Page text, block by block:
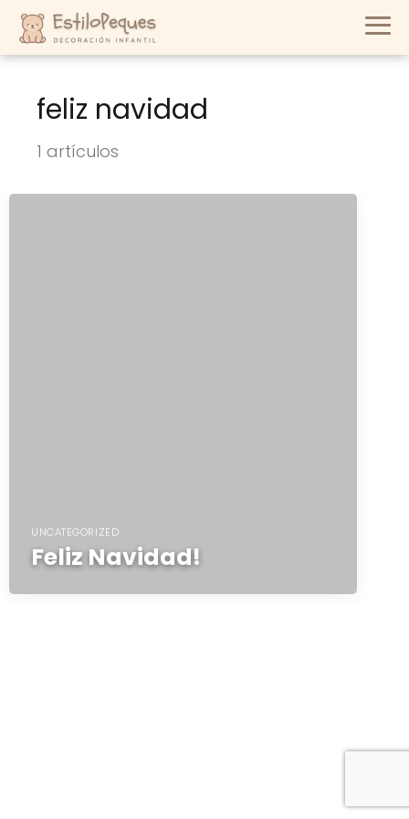
feliz navidad
1 artículos
UNCATEGORIZED
Feliz Navidad!